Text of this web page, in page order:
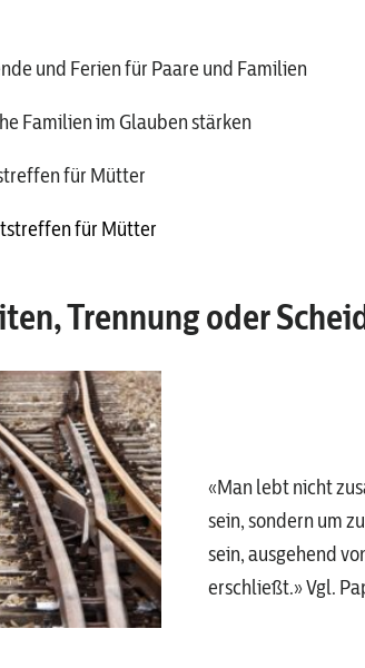
und Ferien für Paare und Familien
Familien im Glauben stärken
für Mütter
für Mütter
Trennung oder
«Man lebt nicht
sein, sondern um
sein, ausgehend
erschließt.» Vgl.